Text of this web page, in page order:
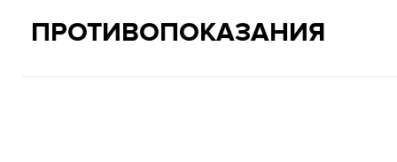
ПРОТИВОПОКАЗАНИЯ